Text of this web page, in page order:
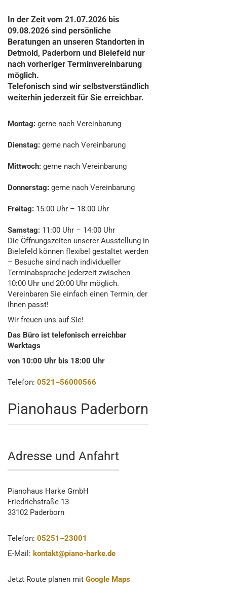
In der Zeit vom 21.07.2026 bis
09.08.2026 sind persönliche
Beratungen an unseren Standorten in
Detmold, Paderborn und Bielefeld nur
nach vorheriger Terminvereinbarung
möglich.
Telefonisch sind wir selbstverständlich
weiterhin jederzeit für Sie erreichbar.
Montag: gerne nach Vereinbarung
Dienstag: gerne nach Vereinbarung
Mittwoch: gerne nach Vereinbarung
Donnerstag: gerne nach Vereinbarung
Freitag: 15:00 Uhr – 18:00 Uhr
Samstag: 11:00 Uhr – 14:00 Uhr
Die Öffnungszeiten unserer Ausstellung in
Bielefeld können flexibel gestaltet werden
– Besuche sind nach individueller
Terminabsprache jederzeit zwischen
10:00 Uhr und 20:00 Uhr möglich.
Vereinbaren Sie einfach einen Termin, der
Ihnen passt!
Wir freuen uns auf Sie!
Das Büro ist telefonisch erreichbar
Werktags
von 10:00 Uhr bis 18:00 Uhr
Telefon: 0521–56000566
Pianohaus Paderborn
Adresse und Anfahrt
Pianohaus Harke GmbH
Friedrichstraße 13
33102 Paderborn
Telefon: 05251–23001
E-Mail: kontakt@piano-harke.de
Jetzt Route planen mit Google Maps